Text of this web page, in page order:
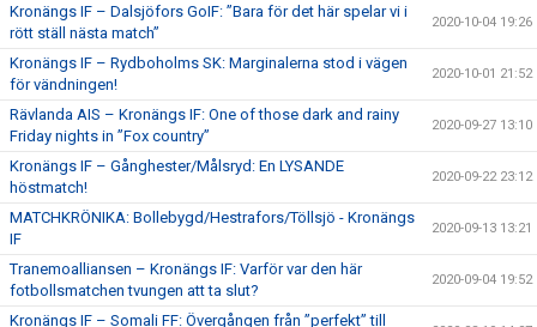
Kronängs IF – Dalsjöfors GoIF: ”Bara för det här spelar vi i
rött ställ nästa match”
2020-10-04 19:26
Kronängs IF – Rydboholms SK: Marginalerna stod i vägen
för vändningen!
2020-10-01 21:52
Rävlanda AIS – Kronängs IF: One of those dark and rainy
Friday nights in ”Fox country”
2020-09-27 13:10
Kronängs IF – Gånghester/Målsryd: En LYSANDE
höstmatch!
2020-09-22 23:12
MATCHKRÖNIKA: Bollebygd/Hestrafors/Töllsjö - Kronängs
IF
2020-09-13 13:21
Tranemoalliansen – Kronängs IF: Varför var den här
fotbollsmatchen tvungen att ta slut?
2020-09-04 19:52
Kronängs IF – Somali FF: Övergången från ”perfekt” till